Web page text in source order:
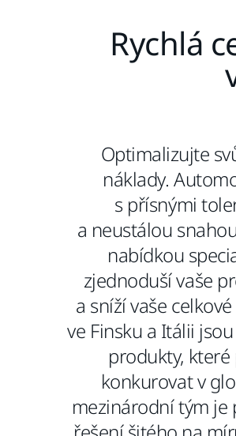
Rychlá
Optimalizujte
náklady.
s přísnými
a neustálou
nabídkou
zjednoduší vaše
a sníží vaše
ve Finsku a Itálii
produkty,
konkurovat v
mezinárodní tým je